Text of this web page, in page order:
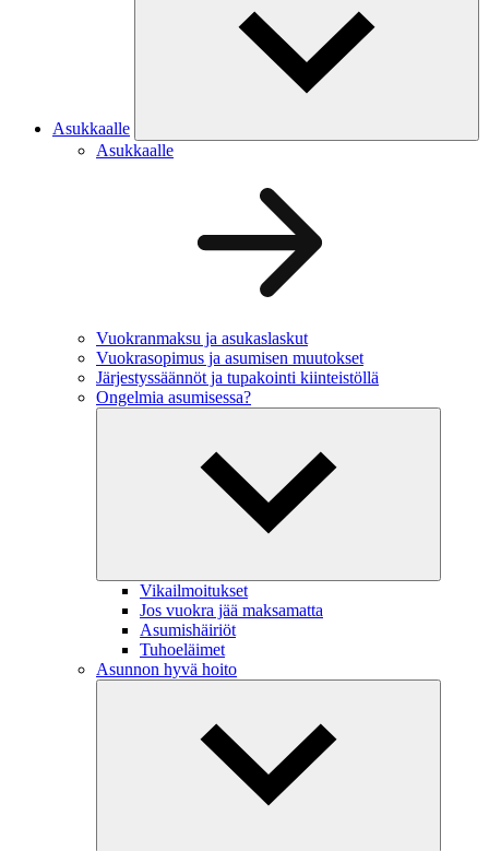
Asukkaalle
Asukkaalle
Vuokranmaksu ja asukaslaskut
Vuokrasopimus ja asumisen muutokset
Järjestyssäännöt ja tupakointi kiinteistöllä
Ongelmia asumisessa?
Vikailmoitukset
Jos vuokra jää maksamatta
Asumishäiriöt
Tuhoeläimet
Asunnon hyvä hoito